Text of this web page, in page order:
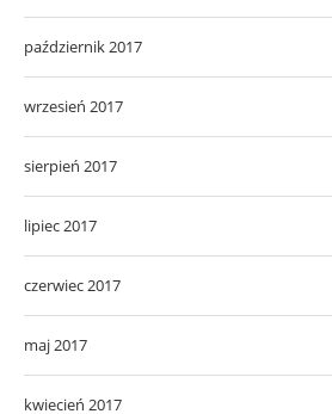
październik 2017
wrzesień 2017
sierpień 2017
lipiec 2017
czerwiec 2017
maj 2017
kwiecień 2017